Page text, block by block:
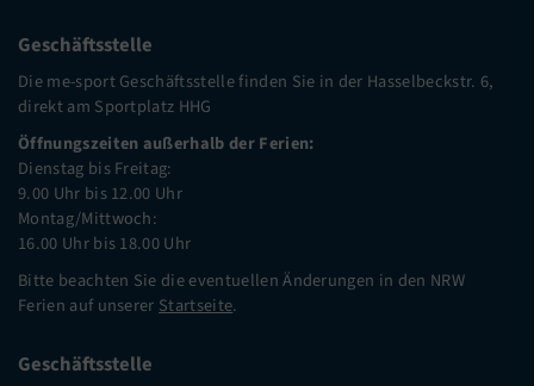
Geschäftsstelle
Die me-sport Geschäftsstelle finden Sie in der Hasselbeckstr. 6,
direkt am Sportplatz HHG
Öffnungszeiten außerhalb der Ferien:
Dienstag bis Freitag:
9.00 Uhr bis 12.00 Uhr
Montag/Mittwoch:
16.00 Uhr bis 18.00 Uhr
Bitte beachten Sie die eventuellen Änderungen in den NRW
Ferien auf unserer Startseite.
Geschäftsstelle